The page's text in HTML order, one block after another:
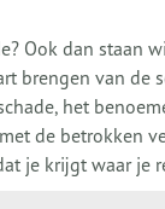
Ook dan staan
brengen van de
het
de betrokken
je krijgt waar je